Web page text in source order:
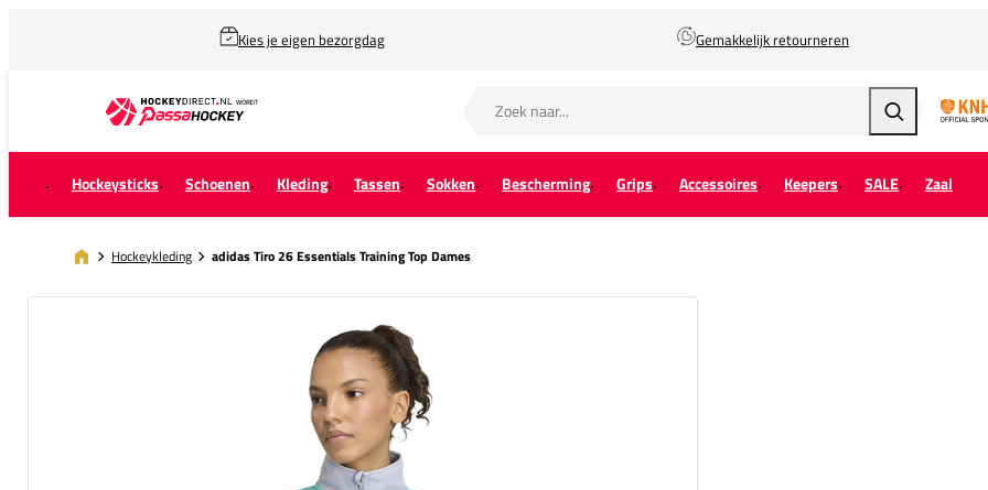
Kies je eigen bezorgdag Gemakkelijk retourneren
Zoeken
Hockeysticks Schoenen Kleding Tassen Sokken Bescherming Grips Accessoires Keepers SALE Zaal
Hockeykleding adidas Tiro 26 Essentials Training Top Dames